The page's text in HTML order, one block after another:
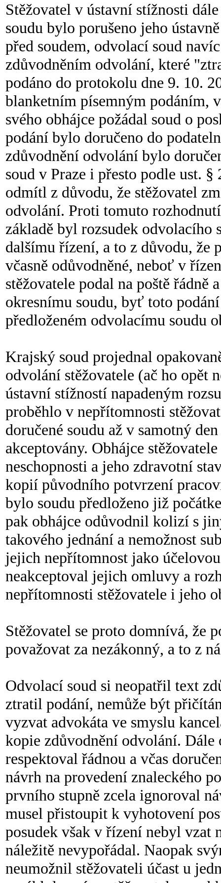
Stěžovatel v ústavní stížnosti
soudu bylo porušeno jeho
před soudem, odvolací soud
zdůvodněním odvolání, které
podáno do protokolu dne 9. 10.
blanketním písemným podáním,
svého obhájce požádal soud o
podání bylo doručeno do
zdůvodnění odvolání bylo
soud v Praze i přesto podle ust.
odmítl z důvodu, že stěžovatel
odvolání. Proti tomuto
základě byl rozsudek odvolacího
dalšímu řízení, a to z důvodu, že
včasně odůvodněné, neboť v
stěžovatele podal na poště řádně
okresnímu soudu, byť toto
předloženém odvolacímu soudu
Krajský soud projednal
odvolání stěžovatele (ač ho opět
ústavní stížností napadeným
proběhlo v nepřítomnosti
doručené soudu až v samotný
akceptovány. Obhájce
neschopnosti a jeho zdravotní
kopií původního potvrzení
bylo soudu předloženo již
pak obhájce odůvodnil kolizí s
takového jednání a nemožnost
jejich nepřítomnost jako
neakceptoval jejich omluvy a
nepřítomnosti stěžovatele i jeho
Stěžovatel se proto domnívá, že
považovat za nezákonný, a to z
Odvolací soud si neopatřil text
ztratil podání, nemůže být
vyzvat advokáta ve smyslu
kopie zdůvodnění odvolání.
respektoval řádnou a včas
návrh na provedení znaleckého
prvního stupně zcela ignoroval
musel přistoupit k vyhotovení
posudek však v řízení nebyl vzat
náležitě nevypořádal. Naopak
neumožnil stěžovateli účast u